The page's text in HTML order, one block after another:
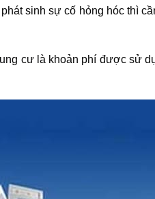
sinh sự cố hỏng hóc thì
cưlà khoản phí được sử